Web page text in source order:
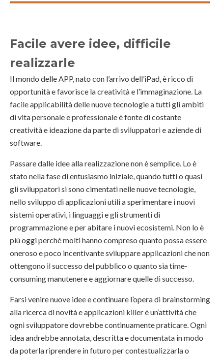
Facile avere idee, difficile
realizzarle
Il mondo delle APP, nato con l’arrivo dell’iPad, è ricco di
opportunità e favorisce la creatività e l’immaginazione. La
facile applicabilità delle nuove tecnologie a tutti gli ambiti
di vita personale e professionale è fonte di costante
creatività e ideazione da parte di sviluppatori e aziende di
software.
Passare dalle idee alla realizzazione non è semplice. Lo è
stato nella fase di entusiasmo iniziale, quando tutti o quasi
gli sviluppatori si sono cimentati nelle nuove tecnologie,
nello sviluppo di applicazioni utili a sperimentare i nuovi
sistemi operativi, i linguaggi e gli strumenti di
programmazione e per abitare i nuovi ecosistemi. Non lo è
più oggi perché molti hanno compreso quanto possa essere
oneroso e poco incentivante sviluppare applicazioni che non
ottengono il successo del pubblico o quanto sia time-
consuming manutenere e aggiornare quelle di successo.
Farsi venire nuove idee e continuare l’opera di brainstorming
alla ricerca di novità e applicazioni killer è un’attività che
ogni sviluppatore dovrebbe continuamente praticare. Ogni
idea andrebbe annotata, descritta e documentata in modo
da poterla riprendere in futuro per contestualizzarla o